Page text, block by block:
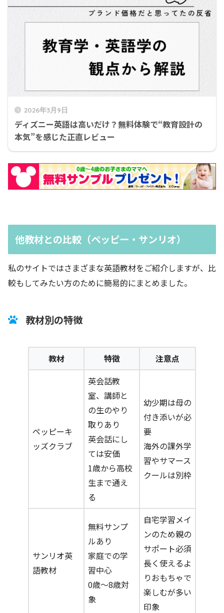
2026年3月9日
ディズニー英語は高いだけ？無料体験で“教育設計の
本気”を感じた正直レビュー
他教材との比較（ペッピー・サンリオ）
私のサイトではさまざまな英語教材をご紹介しますが、比
較もしてみたい方のために簡易的にまとめました。
教材別の特徴
教材 特徴 注意点
ペッピーキ
ッズクラブ
英会話教
室、講師と
の生のやり
取りあり
英会話にし
ては安価
1歳から高校
生まで通え
る
幼少期は母の
付き添いが必
要
海外の課外学
習やサマース
クールは別枠
サンリオ英
語教材
無料サンプ
ルあり
家庭での学
習中心
0歳～8歳対
象
自宅学習メイ
ンのため親の
サポート必須
長く使えるよ
りおもちゃで
楽しむが多い
印象